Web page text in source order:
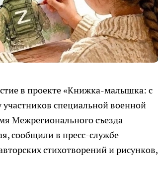
в проекте «Книжка-малышка: с
специальной военной
Межрегионального съезда
сообщили в пресс-службе
стихотворений и рисунков,